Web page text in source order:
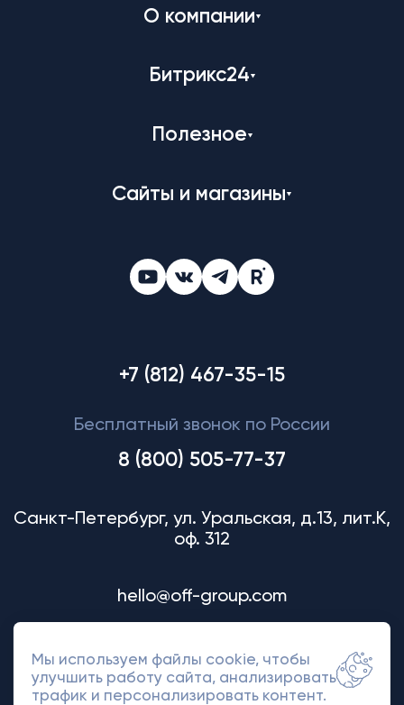
О компании
Битрикс24
Полезное
Сайты и магазины
+7 (812) 467-35-15
Бесплатный звонок по России
8 (800) 505-77-37
Санкт-Петербург, ул. Уральская, д.13, лит.К,
оф. 312
hello@off-group.com
Мы используем файлы cookie, чтобы
улучшить работу сайта, анализировать
трафик и персонализировать контент.